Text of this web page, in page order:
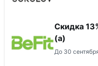
Скидка
(а)
До 30